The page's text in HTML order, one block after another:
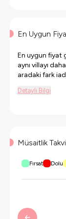
En Uygun
En uygun fiyat
aynı villayı
aradaki fark
Detaylı Bilgi
Müsaitlik
Fırsat Dolu